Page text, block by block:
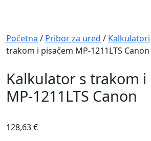
Navigation
Početna / Pribor za ured / Kalkulatori
trakom i pisačem MP-1211LTS Canon
Kalkulator s trakom i
MP-1211LTS Canon
128,63€